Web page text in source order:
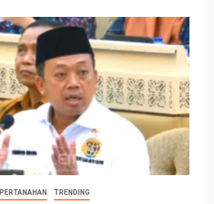
PERTANAHAN TRENDING